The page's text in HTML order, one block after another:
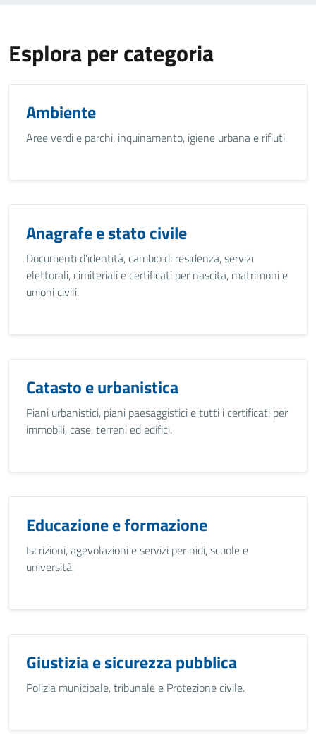
Esplora per categoria
Ambiente
Aree verdi e parchi, inquinamento, igiene urbana e rifiuti.
Anagrafe e stato civile
Documenti d’identità, cambio di residenza, servizi
elettorali, cimiteriali e certificati per nascita, matrimoni e
unioni civili.
Catasto e urbanistica
Piani urbanistici, piani paesaggistici e tutti i certificati per
immobili, case, terreni ed edifici.
Educazione e formazione
Iscrizioni, agevolazioni e servizi per nidi, scuole e
università.
Giustizia e sicurezza pubblica
Polizia municipale, tribunale e Protezione civile.